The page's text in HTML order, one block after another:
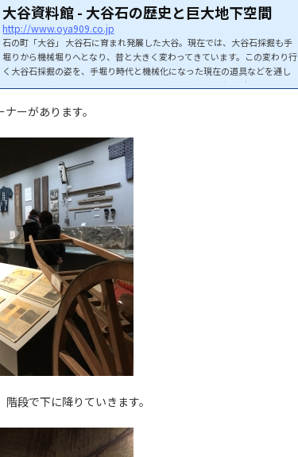
大谷資料館 - 大谷石の歴史と巨大地下空間
http://www.oya909.co.jp
石の町「大谷」 大谷石に育まれ発展した大谷。現在では、大谷石採掘も手
堀りから機械堀りへとなり、昔と大きく変わってきています。この変わり行
く大谷石採掘の姿を、手堀り時代と機械化になった現在の道具などを通し
て展示しております。 また、地下30mの「大谷石地下採掘場跡」は、野球
観かつ、幻想的な雰囲気となっております。この巨大地下空間では、コンサ
ーがあります。
段で下に降りていきます。